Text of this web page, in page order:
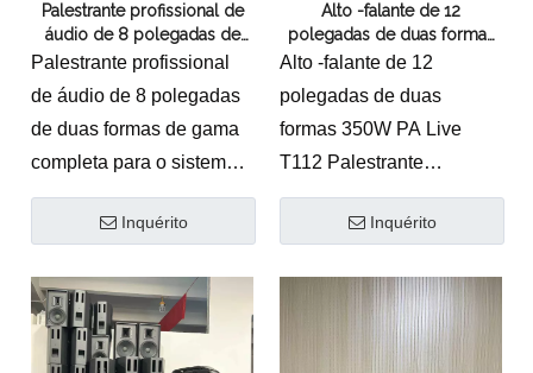
Palestrante profissional de
áudio de 8 polegadas de
duas formas de gama
alto -falante KTV ou Bar PA
Palestrante profissional
de áudio de 8 polegadas
de duas formas de gama
completa para o sistema
de alto -falante KTV ou
Bar PAH Speido
Recurso:
* Design pequeno e
requintado
Inquérito
Alto -falante de 12
polegadas de duas formas
350W PA Live
Alto -falante de 12
polegadas de duas
formas 350W PA Live
T112 Palestrante
Profissional
Recurso:
componentes de motorista
personalizado
* Crossover refinado e
Inquérito